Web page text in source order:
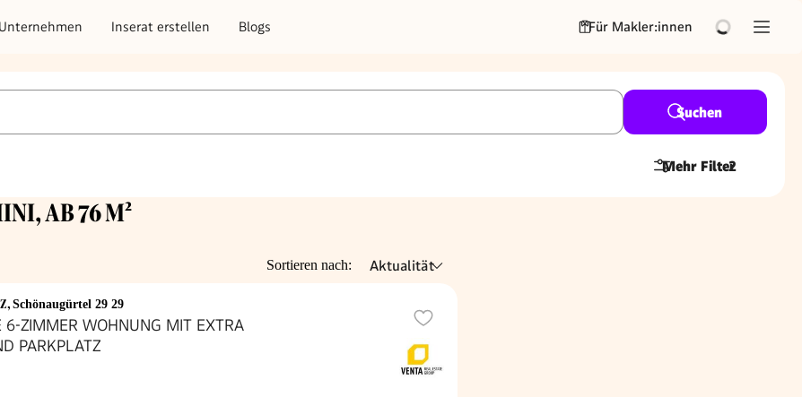
Unternehmen Inserat erstellen Blogs Für Makler:innen
Suchen
Mehr Filter
2
AB 76 M²
Sortieren nach: Aktualität
, Schönaugürtel 29 29
6-ZIMMER WOHNUNG MIT EXTRA
PARKPLATZ